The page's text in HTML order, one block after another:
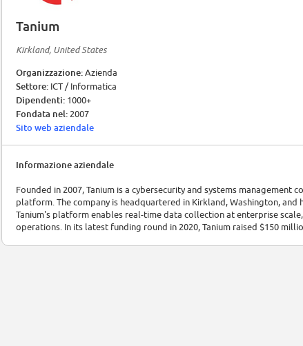
Tanium
Kirkland, United States
Organizzazione:Azienda
Settore: ICT / Informatica
Dipendenti: 1000+
Fondata nel: 2007
Sito web aziendale
Informazione aziendale
Founded in 2007, Tanium is a cybersecurity and systems
platform. The company is headquartered in Kirkland, Washington, and
Tanium's platform enables real-time data collection at enterprise
operations. In its latest funding round in 2020, Tanium raised $150